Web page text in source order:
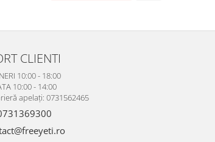
CLIENTI
10:00 - 18:00
10:00 - 14:00
apelați: 0731562465